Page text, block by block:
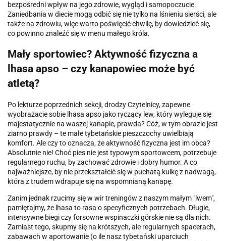
bezpośredni wpływ na jego zdrowie, wygląd i samopoczucie.
Zaniedbania w diecie mogą odbić się nie tylko na lśnieniu sierści, ale
także na zdrowiu, więc warto poświęcić chwilę, by dowiedzieć się,
co powinno znaleźć się w menu małego króla.
Mały sportowiec? Aktywność fizyczna a
lhasa apso – czy kanapowiec może być
atletą?
Po lekturze poprzednich sekcji, drodzy Czytelnicy, zapewne
wyobrażacie sobie lhasa apso jako ryczący lew, który wyleguje się
majestatycznie na waszej kanapie, prawda? Cóż, w tym obrazie jest
ziarno prawdy – te małe tybetańskie pieszczochy uwielbiają
komfort. Ale czy to oznacza, że aktywność fizyczna jest im obca?
Absolutnie nie! Choć pies nie jest typowym sportowcem, potrzebuje
regularnego ruchu, by zachować zdrowie i dobry humor. A co
najważniejsze, by nie przekształcić się w puchatą kulkę z nadwagą,
która z trudem wdrapuje się na wspomnianą kanapę.
Zanim jednak rzucimy się w wir treningów z naszym małym "lwem",
pamiętajmy, że lhasa to rasa o specyficznych potrzebach. Długie,
intensywne biegi czy forsowne wspinaczki górskie nie są dla nich.
Zamiast tego, skupmy się na krótszych, ale regularnych spacerach,
zabawach w aportowanie (o ile nasz tybetański uparciuch